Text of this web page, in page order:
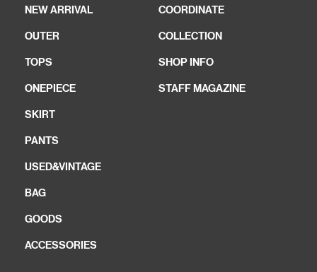
NEW ARRIVAL
OUTER
TOPS
ONEPIECE
SKIRT
PANTS
USED&VINTAGE
BAG
GOODS
ACCESSORIES
COORDINATE
COLLECTION
SHOP INFO
STAFF MAGAZINE